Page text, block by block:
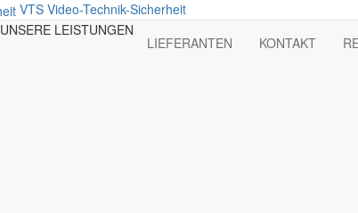
VTS Video-Technik-Sicherheit
UNSERE LEISTUNGEN
LIEFERANTEN KONTAKT